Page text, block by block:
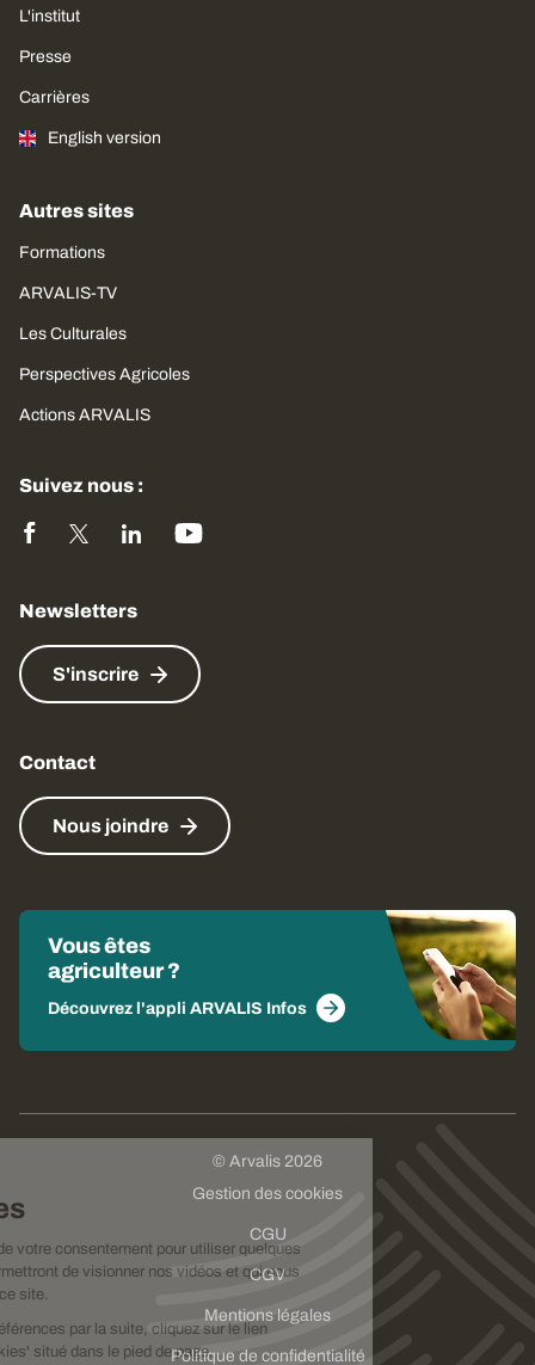
vos cookies
Nous avons besoin de votre consentement pour utiliser quelques
cookies qui vous permettront de visionner nos vidéos et qui nous
aideront à améliorer ce site.
Pour modifier vos préférences par la suite, cliquez sur le lien
'Préférences de cookies' situé dans le pied de page.
L'institut
Presse
Carrières
English version
Autres sites
Formations
ARVALIS-TV
Les Culturales
Perspectives Agricoles
Actions ARVALIS
Suivez nous :
Newsletters
S'inscrire
Contact
Nous joindre
Vous êtes
agriculteur ?
Découvrez l'appli ARVALIS Infos
© Arvalis 2026
Gestion des cookies
CGU
CGV
Mentions légales
Politique de confidentialité